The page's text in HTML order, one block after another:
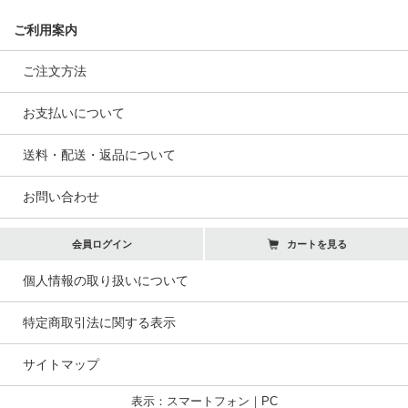
ご利用案内
ご注文方法
お支払いについて
送料・配送・返品について
お問い合わせ
会員ログイン カートを見る
個人情報の取り扱いについて
特定商取引法に関する表示
サイトマップ
表示：スマートフォン｜ PC